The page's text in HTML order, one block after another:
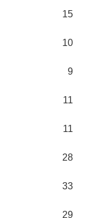
15
10
9
11
11
28
33
29